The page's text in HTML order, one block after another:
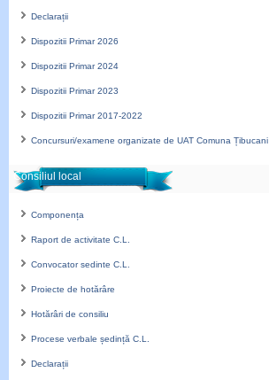
Declarații
Dispozitii Primar 2026
Dispozitii Primar 2024
Dispozitii Primar 2023
Dispozitii Primar 2017-2022
Concursuri/examene organizate de UAT Comuna Țibucani
Consiliul local
Componența
Raport de activitate C.L.
Convocator sedinte C.L.
Proiecte de hotărâre
Hotărâri de consiliu
Procese verbale ședință C.L.
Declarații